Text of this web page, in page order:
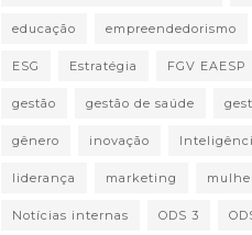
educação empreendedorismo
ESG Estratégia FGV EAESP
gestão gestão de saúde
gênero inovação
liderança marketing
Notícias internas ODS 3